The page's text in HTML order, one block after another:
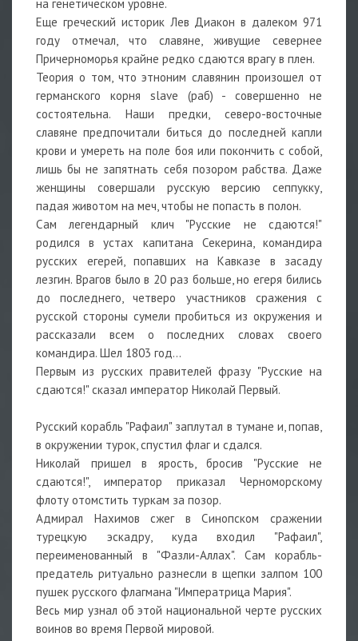
на генетическом уровне.
Еще греческий историк Лев Диакон в далеком 971
году отмечал, что славяне, живущие севернее
Причерноморья крайне редко сдаются врагу в плен.
Теория о том, что этноним славянин произошел от
германского корня slave (раб) - совершенно не
состоятельна. Наши предки, северо-восточные
славяне предпочитали биться до последней капли
крови и умереть на поле боя или покончить с собой,
лишь бы не запятнать себя позором рабства. Даже
женщины совершали русскую версию сеппукку,
падая животом на меч, чтобы не попасть в полон.
Сам легендарный клич "Русские не сдаются!"
родился в устах капитана Секерина, командира
русских егерей, попавших на Кавказе в засаду
лезгин. Врагов было в 20 раз больше, но егеря бились
до последнего, четверо участников сражения с
русской стороны сумели пробиться из окружения и
рассказали всем о последних словах своего
командира. Шел 1803 год...
Первым из русских правителей фразу "Русские на
сдаются!" сказал император Николай Первый.
Русский корабль "Рафаил" заплутал в тумане и, попав,
в окружении турок, спустил флаг и сдался.
Николай пришел в ярость, бросив "Русские не
сдаются!", император приказал Черноморскому
флоту отомстить туркам за позор.
Адмирал Нахимов сжег в Синопском сражении
турецкую эскадру, куда входил "Рафаил",
переименованный в "Фазли-Аллах". Сам корабль-
предатель ритуально разнесли в щепки залпом 100
пушек русского флагмана "Императрица Мария".
Весь мир узнал об этой национальной черте русских
воинов во время Первой мировой.